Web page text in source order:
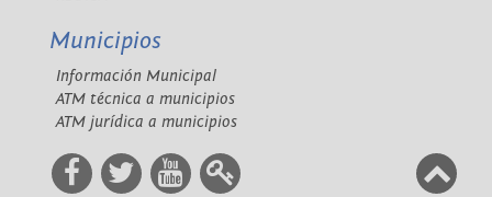
Municipios
Información Municipal
ATM técnica a municipios
ATM jurídica a municipios